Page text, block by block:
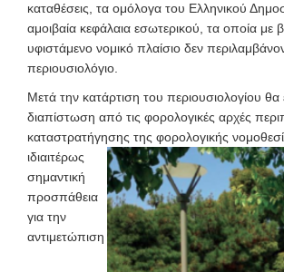
καταθέσεις, τα ομόλογα του Ελληνικού
αμοιβαία κεφάλαια εσωτερικού, τα οποία με
υφιστάμενο νομικό πλαίσιο δεν
περιουσιολόγιο.
Μετά την κατάρτιση του περιουσιολογίου θα
διαπίστωση από τις φορολογικές αρχές
καταστρατήγησης της φορολογικής
ιδιαιτέρως
σημαντική
προσπάθεια
για την
αντιμετώπιση